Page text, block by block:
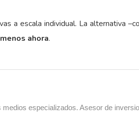
a escala individual. La alternativa
ahora.
especializados. Asesor de